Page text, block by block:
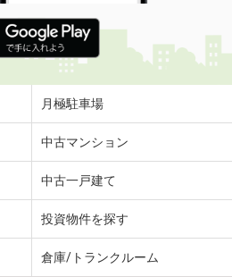
月極駐車場
中古マンション
中古一戸建て
投資物件を探す
倉庫/トランクルーム